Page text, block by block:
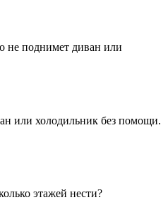
не поднимет диван или
или холодильник без помощи.
этажей нести?